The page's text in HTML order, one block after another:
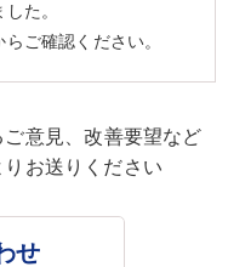
た。
らご確認ください。
意見、改善要望など
お送りください
せ